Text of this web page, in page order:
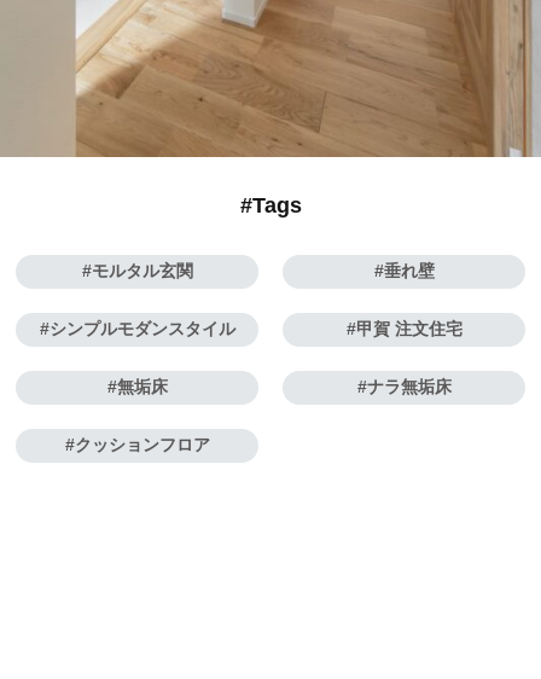
#Tags
モルタル玄関 垂れ壁
シンプルモダンスタイル 甲賀 注文住宅
無垢床 ナラ無垢床
クッションフロア